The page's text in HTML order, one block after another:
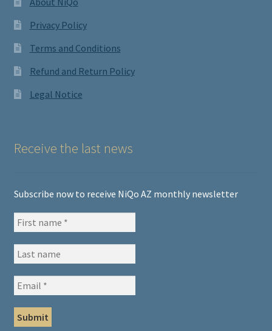
Privacy Policy
Terms and Conditions
Refund and Return Policy
Legal Notice
Receive the last news
Subscribe now to receive NiQo AZ monthly newsletter